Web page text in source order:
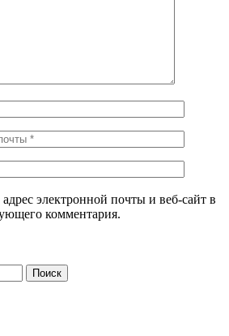
электронной почты и веб-сайт в
комментария.